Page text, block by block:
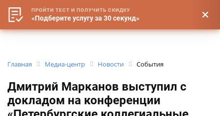
Главная Медиа-центр Новости События
Дмитрий Марканов выступил с
докладом на конференции
ПРОЙТИ ТЕСТ И ПОЛУЧИТЬ СКИДКУ
«Подберите услугу за 30 секунд»